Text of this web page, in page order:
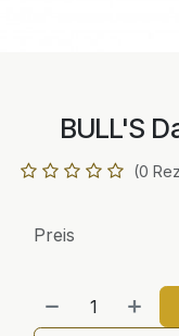
BULL'S
(0
Preis